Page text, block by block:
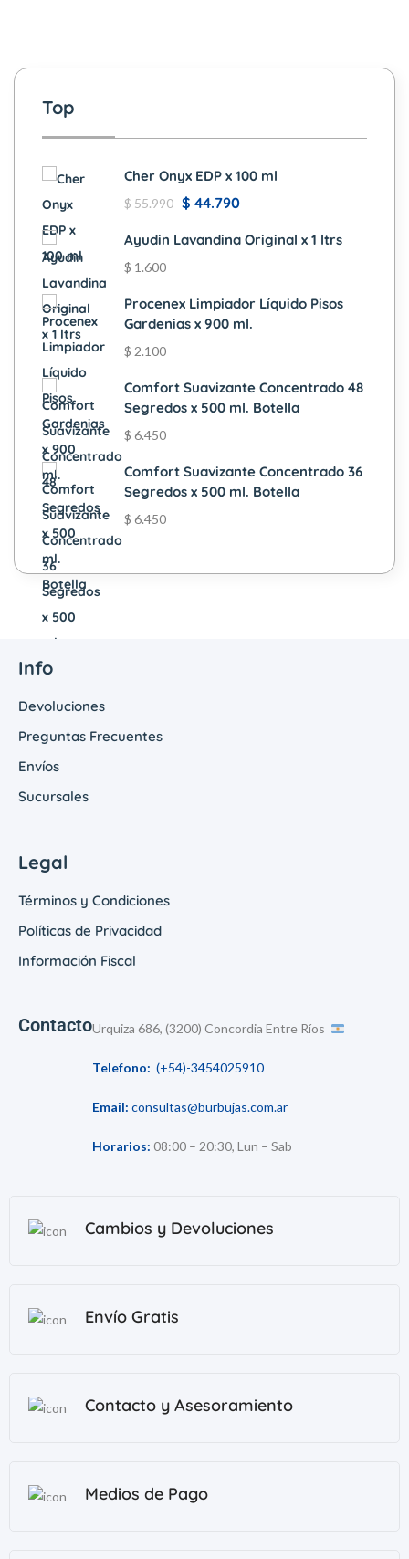
Top
Cher Onyx EDP x 100 ml
$55.990 $ 44.790
Ayudin Lavandina Original x 1 ltrs
$ 1.600
Procenex Limpiador Líquido Pisos
Gardenias x 900 ml.
$ 2.100
Comfort Suavizante Concentrado 48
Segredos x 500 ml. Botella
$ 6.450
Comfort Suavizante Concentrado 36
Segredos x 500 ml. Botella
$ 6.450
Info
Devoluciones
Preguntas Frecuentes
Envíos
Sucursales
Legal
Términos y Condiciones
Políticas de Privacidad
Información Fiscal
ContactoUrquiza 686, (3200) Concordia Entre Ríos
Telefono: (+54)-3454025910
Email: consultas@burbujas.com.ar
Horarios: 08:00 – 20:30, Lun – Sab
Cambios y Devoluciones
Envío Gratis
Contacto y Asesoramiento
Medios de Pago